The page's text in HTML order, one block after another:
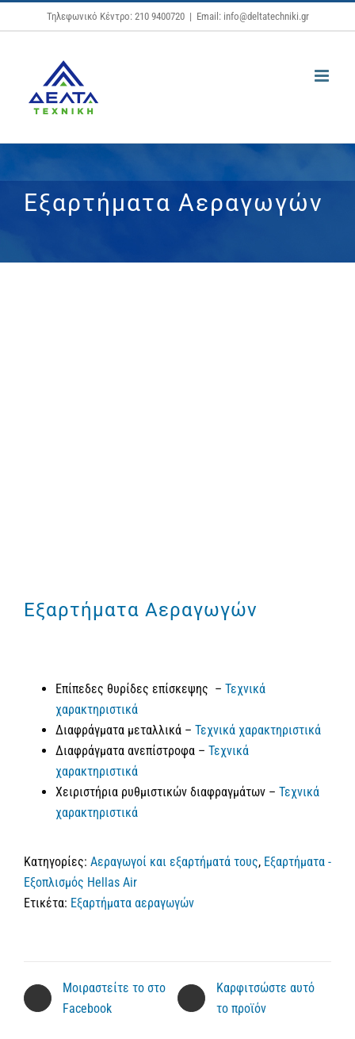
Μετάβαση
στο
Τηλεφωνικό Κέντρο: 210 9400720 | Email: info@deltatechniki.gr
Εξαρτήματα Αεραγωγών
Εξαρτήματα Αεραγωγών
Επίπεδες θυρίδες επίσκεψης – Τεχνικά
χαρακτηριστικά
Διαφράγματα μεταλλικά – Τεχνικά χαρακτηριστικά
Διαφράγματα ανεπίστροφα – Τεχνικά
χαρακτηριστικά
Χειριστήρια ρυθμιστικών διαφραγμάτων – Τεχνικά
χαρακτηριστικά
Κατηγορίες: Αεραγωγοί και εξαρτήματά τους, Εξαρτήματα -
Εξοπλισμός Hellas Air
Ετικέτα: Εξαρτήματα αεραγωγών
Μοιραστείτε το στο
Facebook
Καρφιτσώστε αυτό
το προϊόν